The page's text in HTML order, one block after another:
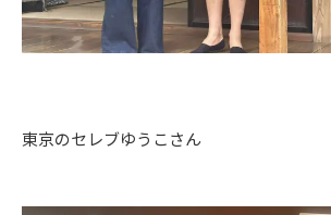
東京のセレブゆうこさん